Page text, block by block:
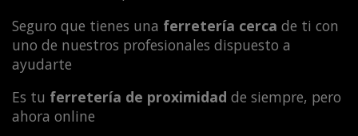
Seguro que tienes una ferretería cerca de ti con
uno de nuestros profesionales dispuesto a
ayudarte
Es tu ferretería de proximidad de siempre, pero
ahora online